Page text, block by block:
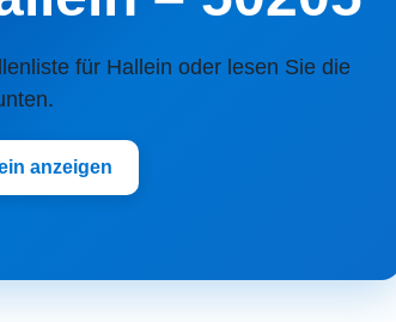
für Hallein oder lesen Sie die
anzeigen